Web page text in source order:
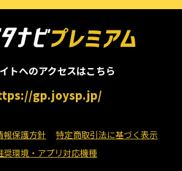
トへのアクセスはこちら
gp.joysp.jp/
報保護方針
特定商取引法に基づく表示
奨環境・アプリ対応機種